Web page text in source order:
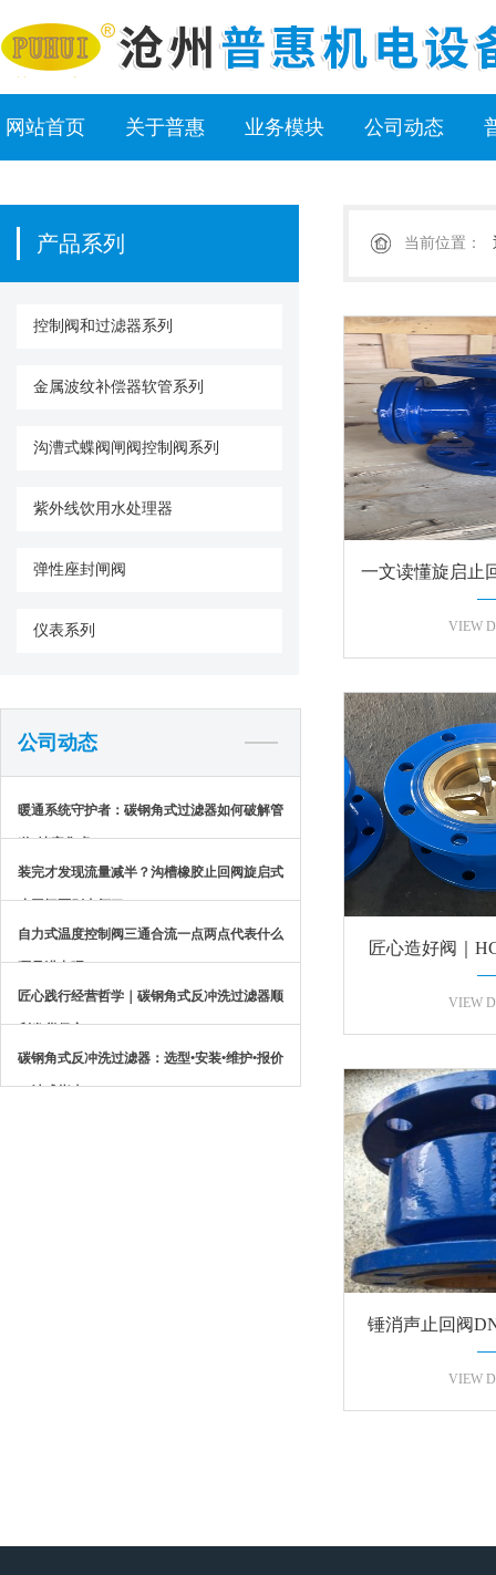
网站首页 关于普惠 业务模块 公司动态
产品系列
控制阀和过滤器系列
金属波纹补偿器软管系列
沟漕式蝶阀闸阀控制阀系列
紫外线饮用水处理器
弹性座封闸阀
仪表系列
公司动态
暖通系统守护者：碳钢角式过滤器如何破解管
道“堵塞焦虑”？
装完才发现流量减半？沟槽橡胶止回阀旋启式
止回阀区别太坏了
自力式温度控制阀三通合流一点两点代表什么
哪是进出呢？
匠心践行经营哲学｜碳钢角式反冲洗过滤器顺
利发货保定
碳钢角式反冲洗过滤器：选型•安装•维护•报价
一站式指南
当前位置：
一文读懂旋启止
密封
VIEW
匠心造好阀｜
回阀，以
VIEW
锤消声止回阀
体法
VIEW